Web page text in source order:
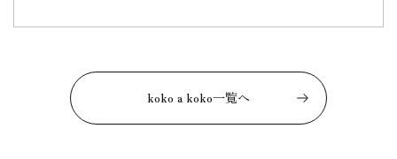
koko a koko一覧へ